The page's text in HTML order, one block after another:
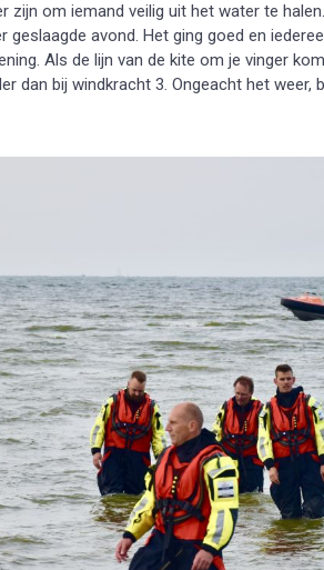
zijn om iemand veilig uit het water te
geslaagde avond. Het ging goed en
Als de lijn van de kite om je vinger
dan bij windkracht 3. Ongeacht het